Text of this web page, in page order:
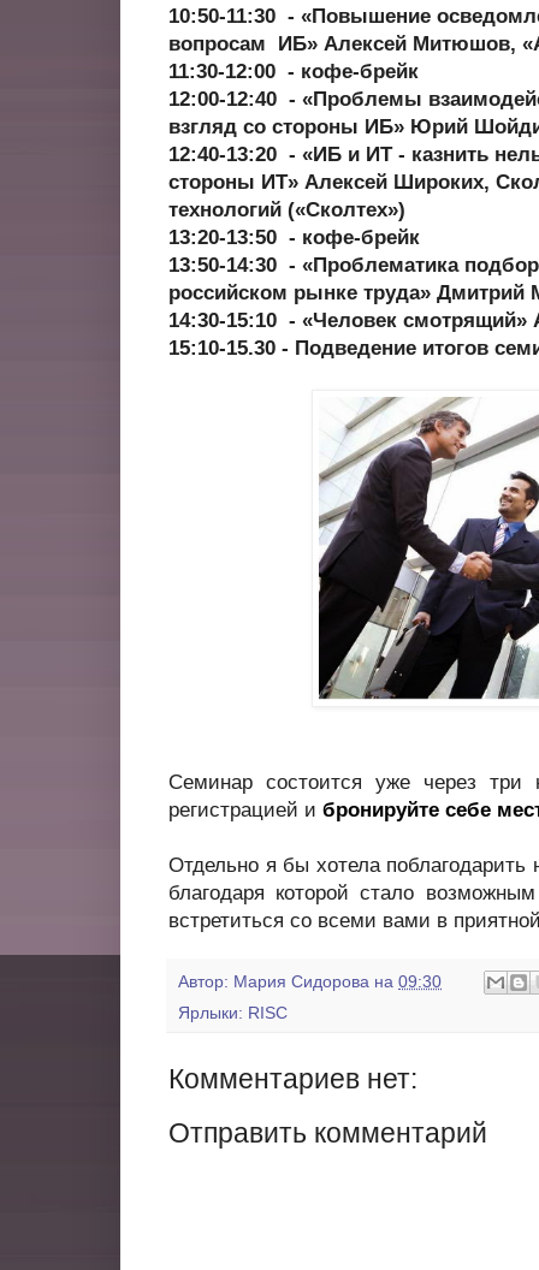
10:50-11:30 - «Повышение
вопросам ИБ» Алексей Митюшов,
11:30-12:00 - кофе-брейк
12:00-12:40 - «Проблемы
взгляд со стороны ИБ» Юрий
12:40-13:20 - «ИБ и ИТ - казнить
стороны ИТ» Алексей Широких,
технологий («Сколтех»)
13:20-13:50 - кофе-брейк
13:50-14:30 - «Проблематика
российском рынке труда» Дмитрий
14:30-15:10 - «Человек
15:10-15.30 - Подведение итогов
Семинар состоится уже через
регистрацией и бронируйте себе
Отдельно я бы хотела
благодаря которой стало
встретиться со всеми вами в
Автор: Мария Сидорова на 09:30
Ярлыки: RISC
Комментариев нет:
Отправить комментарий